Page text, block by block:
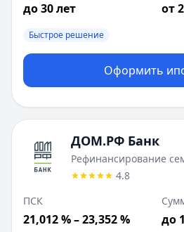
до 30 лет от
Быстрое решение
Оформить
ДОМ.РФ Банк
Рефинансирование
4.8
ПСК
21,012 % – 23,352 % до